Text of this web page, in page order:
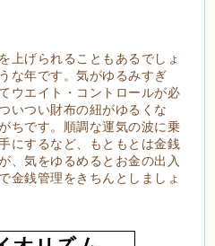
上げられることもあるでしょ
な年です。気がゆるみすぎ
ウエイト・コントロールが必
いつい財布の紐がゆるくな
ちです。順調な運気の波に乗
にするなど、もともとは金銭
、気をゆるめるとお金の出入
金銭管理をきちんとしましょ